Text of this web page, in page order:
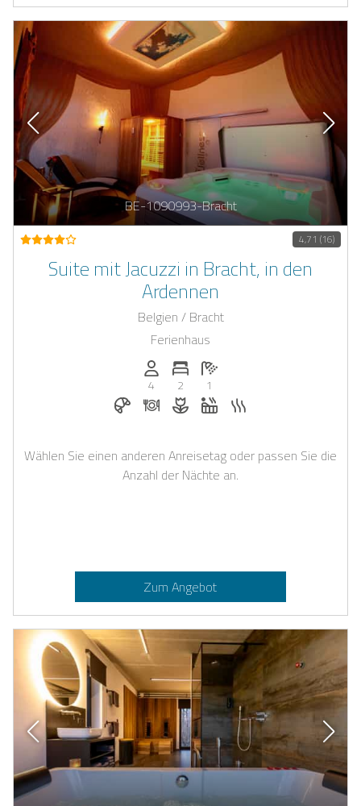
BE-1090993-Bracht
4,71 (16)
Suite mit Jacuzzi in Bracht, in den
Ardennen
Belgien / Bracht
Ferienhaus
Anzahl der Personen: 4
4
Anzahl der Schlafzimmer: 2
2
Anzahl der Badezimmer: 1
1
Frühstück bei Casapilot buchbar
Abendessen auf Anfrage
Blumen und romantische Deko
Whirlpool
Wählen Sie einen anderen Anreisetag oder passen Sie die
Anzahl der Nächte an.
Zum Angebot